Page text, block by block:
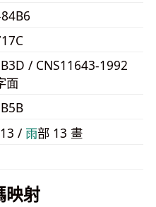
/ CNS11643-1992
面
/ ⾬部 13 畫
射